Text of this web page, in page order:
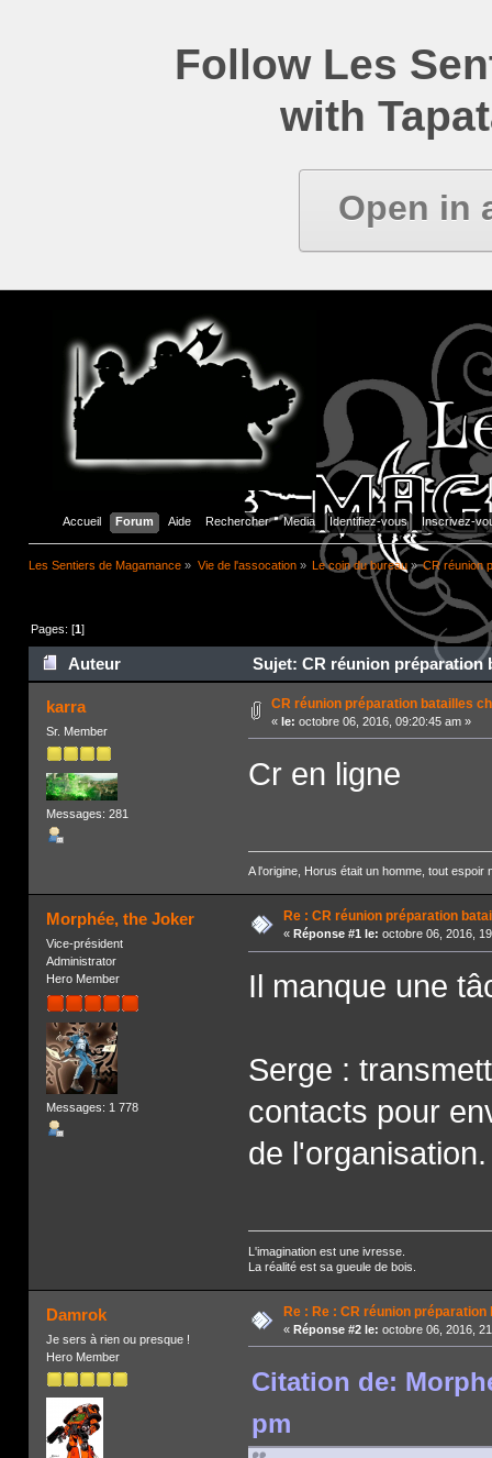
Follow Les
with
Open in
Accueil Forum Aide Rechercher Media Identifiez-vous Inscrivez-
Les Sentiers de Magamance » Vie de l'assocation» Le coin du bureau» CR réunion
Pages: [1]
Auteur Sujet: CR réunion préparation
karra
Sr. Member
Messages: 281
CR réunion préparation batailles
« le: octobre 06, 2016, 09:20:45 am »
Cr en ligne
A l'origine, Horus était un homme, tout espoir
Morphée, the Joker
Vice-président
Administrator
Hero Member
Messages: 1 778
Re : CR réunion préparation
« Réponse #1 le: octobre 06, 2016,
Il manque une
Serge :
contacts pour
de l'organisation.
L'imagination est une ivresse.
La réalité est sa gueule de bois.
Damrok
Je sers à rien ou presque !
Hero Member
Re : Re : CR réunion
« Réponse #2 le: octobre 06, 2016,
Citation de:
pm